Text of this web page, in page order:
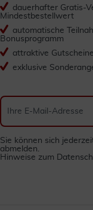
dauerhafter Gratis-
Mindestbestellwert
automatische
Bonusprogramm
attraktive
exklusive
Sie können sich
abmelden.
Hinweise zum